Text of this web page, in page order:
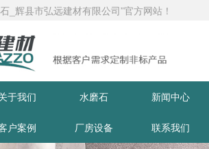
_辉县市弘远建材有限公司”官方网站！
于我们 水磨石 新闻中心
户案例 厂房设备 联系我们